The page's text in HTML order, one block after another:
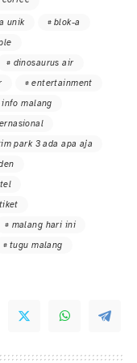
unik
blok-a
dinosaurus air
entertainment
info malang
park 3 ada apa aja
malang hari ini
tugu malang